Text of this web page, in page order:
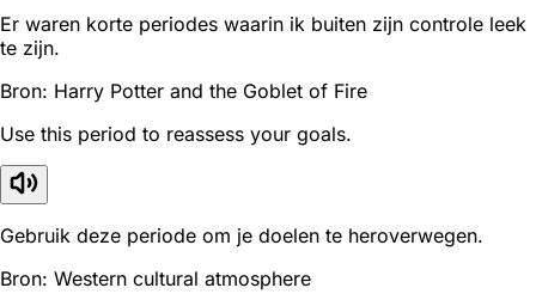
Er waren korte periodes waarin ik buiten zijn controle leek
te zijn.
Bron: Harry Potter and the Goblet of Fire
Use this period to reassess your goals.
Gebruik deze periode om je doelen te heroverwegen.
Bron: Western cultural atmosphere